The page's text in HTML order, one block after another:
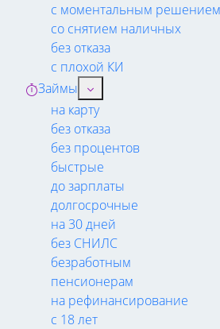
с моментальным решением
со снятием наличных
без отказа
с плохой КИ
Займы
на карту
без отказа
без процентов
быстрые
до зарплаты
долгосрочные
на 30 дней
без СНИЛС
безработным
пенсионерам
на рефинансирование
с 18 лет